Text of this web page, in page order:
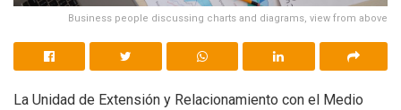
Business people discussing charts and diagrams, view from above
La Unidad de Extensión y Relacionamiento con el Medio